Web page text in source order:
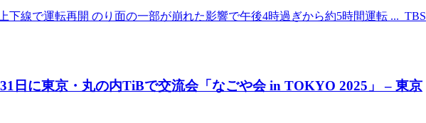
下線で運転再開 のり面の一部が崩れた影響で午後4時過ぎから約5時間運転 ... TBS
日に東京・丸の内TiBで交流会「なごや会 in TOKYO 2025」 – 東京